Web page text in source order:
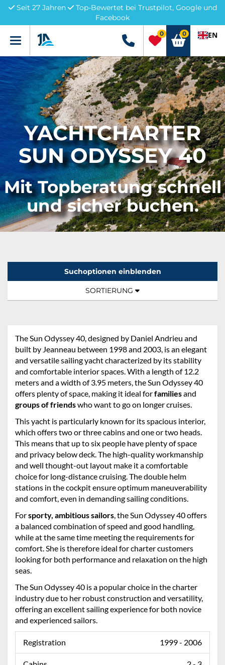
Seit 27 Jahren
Top-Bewertet bei Trustpilot, Google und
Facebook
Menü +49 5741 3222690
0 0 EN
YACHTCHARTER
SUN ODYSSEY 40
Mit Topberatung schnell
und sicher buchen.
Suchoptionen einblenden
TOGGLE NAVIGATION
SORTIERUNG
The Sun Odyssey 40, designed by Daniel Andrieu and
built by Jeanneau between 1998 and 2003, is an elegant
and versatile sailing yacht characterized by its stability
and comfortable interior spaces. With a length of 12.2
meters and a width of 3.95 meters, the Sun Odyssey 40
offers plenty of space, making it ideal forfamiliesand
groups of friendswho want to go on longer cruises.
This yacht is particularly known for its spacious interior,
which offers two or three cabins and one or two heads.
This means that up to six people have plenty of space
and privacy below deck. The high-quality workmanship
and well thought-out layout make it a comfortable
choice for long-distance cruising. The double helm
stations in the cockpit ensure optimum maneuverability
and comfort, even in demanding sailing conditions.
Forsporty, ambitious sailors, the Sun Odyssey 40 offers
a balanced combination of speed and good handling,
while at the same time meeting the requirements for
comfort. She is therefore ideal for charter customers
looking for both performance and relaxation on the high
seas.
The Sun Odyssey 40 is a popular choice in the charter
industry due to her robust construction and versatility,
offering an excellent sailing experience for both novice
and experienced sailors.
Registration 1999 - 2006